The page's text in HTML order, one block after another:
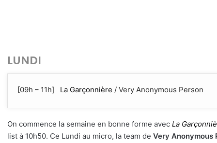
LUNDI
[09h – 11h] La Garçonnière / Very Anonymous Person
On commence la semaine en bonne forme avec La
list à 10h50. Ce Lundi au micro, la team de Very Anonymous